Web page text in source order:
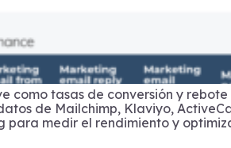
como tasas de conversión y
de Mailchimp, Klaviyo,
para medir el rendimiento y